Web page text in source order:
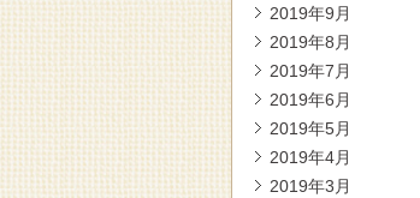
2019年9月
2019年8月
2019年7月
2019年6月
2019年5月
2019年4月
2019年3月